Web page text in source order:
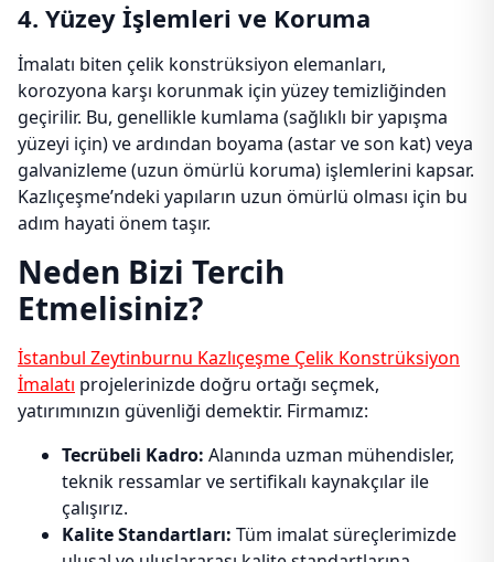
4. Yüzey İşlemleri ve Koruma
İmalatı biten çelik konstrüksiyon elemanları,
korozyona karşı korunmak için yüzey temizliğinden
geçirilir. Bu, genellikle kumlama (sağlıklı bir yapışma
yüzeyi için) ve ardından boyama (astar ve son kat) veya
galvanizleme (uzun ömürlü koruma) işlemlerini kapsar.
Kazlıçeşme’ndeki yapıların uzun ömürlü olması için bu
adım hayati önem taşır.
Neden Bizi Tercih
Etmelisiniz?
İstanbul Zeytinburnu Kazlıçeşme Çelik Konstrüksiyon
İmalatı projelerinizde doğru ortağı seçmek,
yatırımınızın güvenliği demektir. Firmamız:
Tecrübeli Kadro: Alanında uzman mühendisler,
teknik ressamlar ve sertifikalı kaynakçılar ile
çalışırız.
Kalite Standartları: Tüm imalat süreçlerimizde